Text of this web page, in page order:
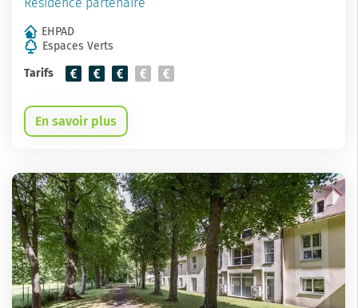
EHPAD
Espaces Verts
Tarifs
En savoir plus